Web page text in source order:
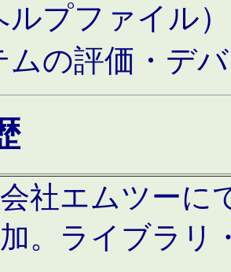
ルプファイル）
ムの評価・デ
社エムツーに
。ライブラリ